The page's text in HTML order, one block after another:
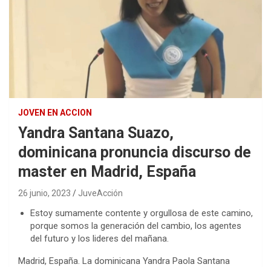
JOVEN EN ACCION
Yandra Santana Suazo,
dominicana pronuncia discurso de
master en Madrid, España
26 junio, 2023 JuveAcción
Estoy sumamente contente y orgullosa de este camino,
porque somos la generación del cambio, los agentes
del futuro y los lideres del mañana.
Madrid, España. La dominicana Yandra Paola Santana